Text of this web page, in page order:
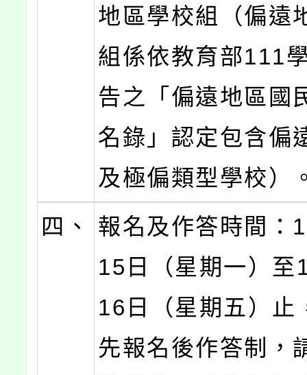
地區學校組（偏遠
組係依教育部111
告之「偏遠地區國
名錄」認定包含偏
及極偏類型學校）
四、
報名及作答時間：
15日（星期一）至
16日（星期五）止
先報名後作答制，